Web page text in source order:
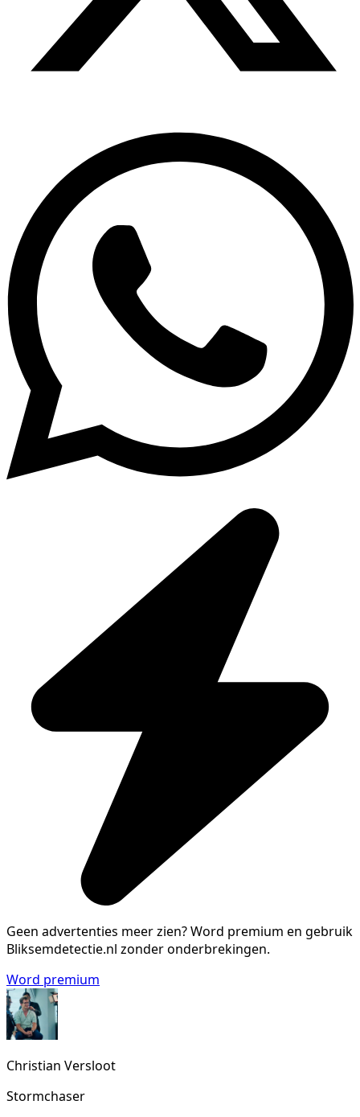
Geen advertenties meer zien?Word premium en gebruik
Bliksemdetectie.nl zonder onderbrekingen.
Word premium
Christian Versloot
Stormchaser